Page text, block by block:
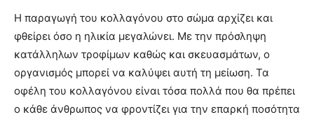
Η παραγωγή του κολλαγόνου στο σώμα αρχίζει και
φθείρει όσο η ηλικία μεγαλώνει. Με την πρόσληψη
κατάλληλων τροφίμων καθώς και σκευασμάτων, ο
οργανισμός μπορεί να καλύψει αυτή τη μείωση. Τα
οφέλη του κολλαγόνου είναι τόσα πολλά που θα πρέπει
ο κάθε άνθρωπος να φροντίζει για την επαρκή ποσότητα